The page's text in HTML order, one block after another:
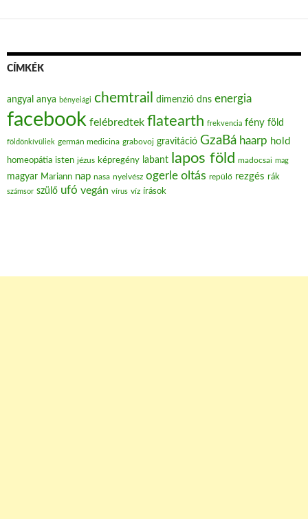
CÍMKÉK
angyal anya bényeiági chemtrail dimenzió dns energia
facebook felébredtek flatearth frekvencia fény föld
földönkívüliek germán medicina grabovoj gravitáció GzaBá haarp hold
homeopátia isten jézus képregény labant lapos föld madocsai mag
magyar Mariann nap nasa nyelvész ogerle oltás repülő rezgés rák
számsor szülő ufó vegán vírus víz írások